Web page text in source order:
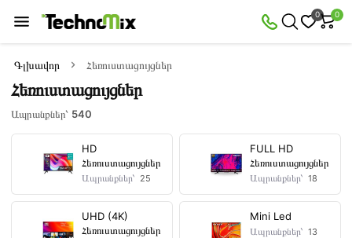
0 0
Գլխավոր Հեռուստացույցներ
Հեռուստացույցներ
Ապրանքներ՝ 540
HD
Հեռուստացույցներ
Ապրանքներ՝ 25
FULL HD
Հեռուստացույցներ
Ապրանքներ՝ 18
UHD (4K)
Հեռուստացույցներ
Mini Led
Ապրանքներ՝ 13
Զտիչ
Առկա
Զեղչված